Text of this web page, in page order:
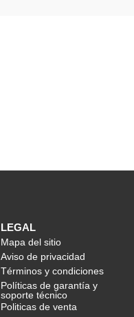
LEGAL
Mapa del sitio
Aviso de privacidad
Términos y condiciones
Políticas de garantía y
soporte técnico
Politicas de venta